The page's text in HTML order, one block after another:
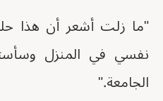
"ما زلت أشعر أن هذا
نفسي في المنزل
الجامعة."